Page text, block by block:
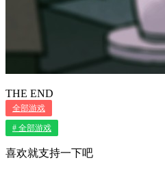
THE END
全部游戏
# 全部游戏
喜欢就支持一下吧